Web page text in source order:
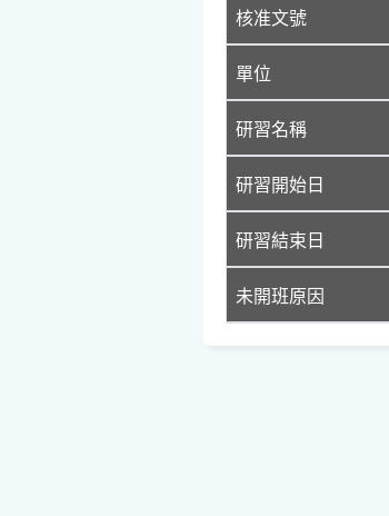
核准文號
單位
研習名稱
研習開始日
研習結束日
未開班原因